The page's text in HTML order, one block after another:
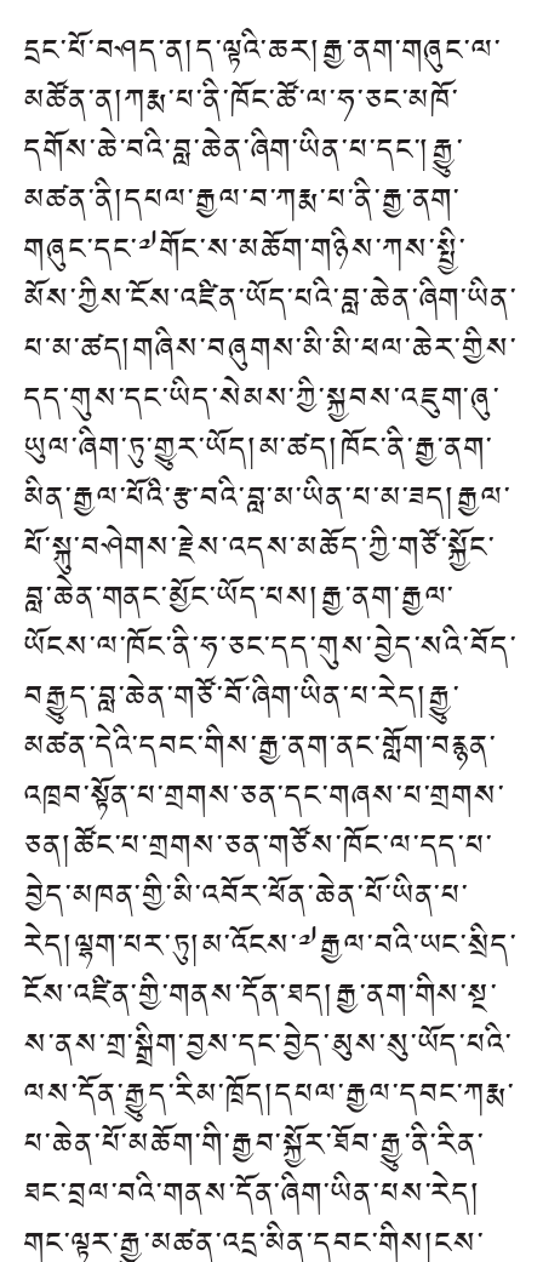
དྲང་པོ་བཤད་ན།ད་ལྟའི་ཆར།རྒྱ་ནག་གཞུང་ལ་
མཚོན་ན།ཀརྨ་པ་ནི་ཁོང་ཚོ་ལ་ཧ་ཅང་མཁོ་
དགོས་ཆེ་བའི་བླ་ཆེན་ཞིག་ཡིན་པ་དང་།རྒྱུ་
མཚན་ནི།དཔལ་རྒྱལ་བ་ཀརྨ་པ་ནི་རྒྱ་ནག་
གཞུང་དང་༧གོང་ས་མཆོག་གཉིས་ཀས་སྤྱི་
མོས་ཀྱིས་ངོས་འཛིན་ཡོད་པའི་བླ་ཆེན་ཞིག་ཡིན་
པ་མ་ཚད།གཞིས་བཞུགས་མི་མི་ཕལ་ཆེར་གྱིས་
དད་གུས་དང་ཡིད་སེམས་ཀྱི་སྐྱབས་འཇུག་ཞུ་
ཡུལ་ཞིག་ཏུ་གྱུར་ཡོད།མ་ཚད།ཁོང་ནི་རྒྱ་ནག་
མིན་རྒྱལ་པོའི་རྩ་བའི་བླ་མ་ཡིན་པ་མ་ཟད།རྒྱལ་
པོ་སྐུ་བཤེགས་རྗེས་འདས་མཆོད་ཀྱི་གཙོ་སྐྱོང་
བླ་ཆེན་གནང་མྱོང་ཡོད་པས།རྒྱ་ནག་རྒྱལ་
ཡོངས་ལ་ཁོང་ནི་ཧ་ཅང་དད་གུས་བྱེད་སའི་བོད་
བརྒྱུད་བླ་ཆེན་གཙོ་བོ་ཞིག་ཡིན་པ་རེད།རྒྱུ་
མཚན་དེའི་དབང་གིས་རྒྱ་ནག་ནང་གློག་བརྙན་
འཁྲབ་སྟོན་པ་གྲགས་ཅན་དང་གཞས་པ་གྲགས་
ཅན།ཚོང་པ་གྲགས་ཅན་གཙོས་ཁོང་ལ་དད་པ་
བྱེད་མཁན་གྱི་མི་འབོར་ཕོན་ཆེན་པོ་ཡིན་པ་
རེད།ལྷག་པར་ཏུ།མ་འོངས་༧རྒྱལ་བའི་ཡང་སྲིད་
ངོས་འཛིན་གྱི་གནས་དོན་ཐད།རྒྱ་ནག་གིས་སྔ་
ས་ནས་གྲ་སྒྲིག་བྱས་དང་བྱེད་མུས་སུ་ཡོད་པའི་
ལས་དོན་རྒྱུད་རིམ་ཁྲོད།དཔལ་རྒྱལ་དབང་ཀརྨ་
པ་ཆེན་པོ་མཆོག་གི་རྒྱབ་སྐྱོར་ཐོབ་རྒྱུ་ནི་རིན་
ཐང་བྲལ་བའི་གནས་དོན་ཞིག་ཡིན་པས་རེད།
གང་ལྟར་རྒྱུ་མཚན་འདྲ་མིན་དབང་གིས།ངས་